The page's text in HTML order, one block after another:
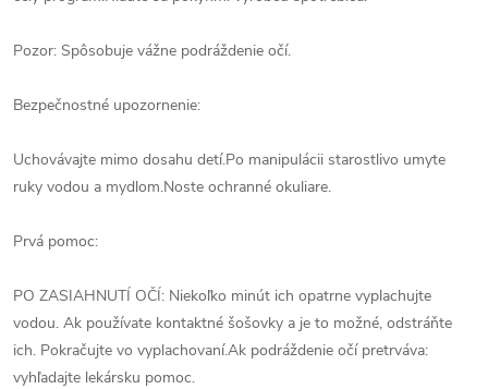
Pozor: Spôsobuje vážne podráždenie očí.
Bezpečnostné upozornenie:
Uchovávajte mimo dosahu detí.Po manipulácii starostlivo umyte
ruky vodou a mydlom.Noste ochranné okuliare.
Prvá pomoc:
PO ZASIAHNUTÍ OČÍ: Niekoľko minút ich opatrne vyplachujte
vodou. Ak používate kontaktné šošovky a je to možné, odstráňte
ich. Pokračujte vo vyplachovaní.Ak podráždenie očí pretrváva:
vyhľadajte lekársku pomoc.